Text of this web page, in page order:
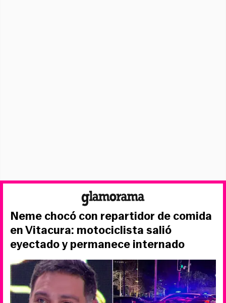
Neme chocó con repartidor de comida
en Vitacura: motociclista salió
eyectado y permanece internado